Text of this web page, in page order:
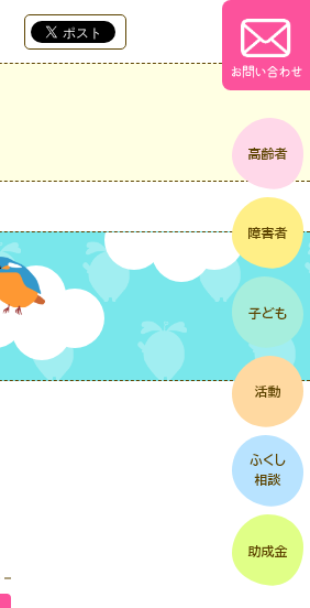
お問い合わせ